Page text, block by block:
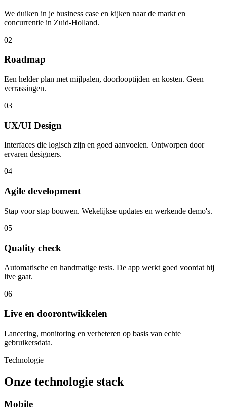
We duiken in je business case en kijken naar de markt en
concurrentie in Zuid-Holland.
02
Roadmap
Een helder plan met mijlpalen, doorlooptijden en kosten. Geen
verrassingen.
03
UX/UI Design
Interfaces die logisch zijn en goed aanvoelen. Ontworpen door
ervaren designers.
04
Agile development
Stap voor stap bouwen. Wekelijkse updates en werkende demo's.
05
Quality check
Automatische en handmatige tests. De app werkt goed voordat hij
live gaat.
06
Live en doorontwikkelen
Lancering, monitoring en verbeteren op basis van echte
gebruikersdata.
Technologie
Onze technologie stack
Mobile